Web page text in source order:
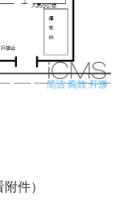
件）